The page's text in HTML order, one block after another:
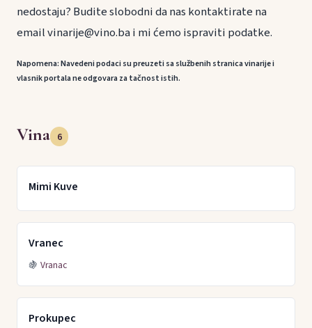
nedostaju? Budite slobodni da nas kontaktirate na
email vinarije@vino.ba i mi ćemo ispraviti podatke.
Napomena: Navedeni podaci su preuzeti sa službenih stranica vinarije i
vlasnik portala ne odgovara za tačnost istih.
Vina 6
Mimi Kuve
Vranec
🍇 Vranac
Prokupec